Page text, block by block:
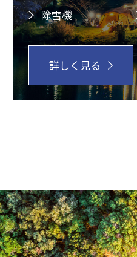
除雪機
詳しく見る